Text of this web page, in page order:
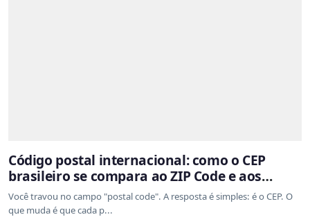
Código postal internacional: como o CEP
brasileiro se compara ao ZIP Code e aos
sistemas de outros países
Você travou no campo "postal code". A resposta é simples: é o CEP. O
que muda é que cada p...